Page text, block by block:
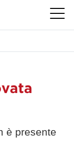
è presente